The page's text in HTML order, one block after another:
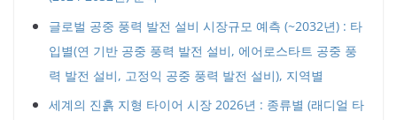
글로벌 공중 풍력 발전 설비 시장규모 예측 (~2032년) : 타
입별(연 기반 공중 풍력 발전 설비, 에어로스타트 공중 풍
력 발전 설비, 고정익 공중 풍력 발전 설비), 지역별
세계의 진흙 지형 타이어 시장 2026년 : 종류별 (래디얼 타